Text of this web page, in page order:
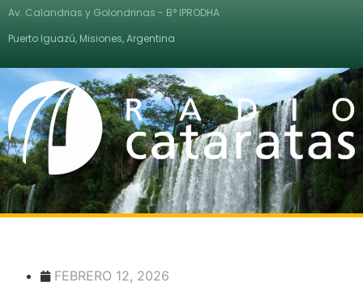
Av. Calandrias y Golondrinas - B° IPRODHA
Puerto Iguazú, Misiones, Argentina
FEBRERO 12, 2026